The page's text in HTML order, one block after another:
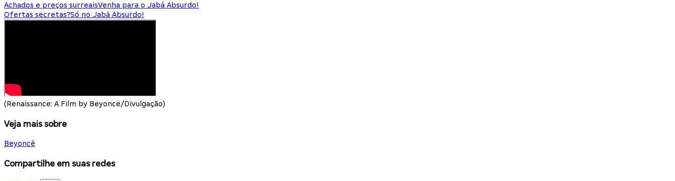
Achados e preços surreaisVenha para o Jabá Absurdo!
Ofertas secretas?Só no Jabá Absurdo!
(Renaissance: A Film by Beyonce/Divulgação)
Veja mais sobre
Beyoncé
Compartilhe em suas redes